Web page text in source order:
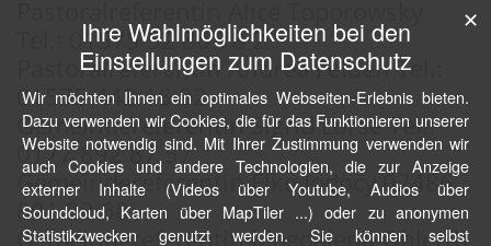
Tel.: 01575 52 86 78 2
Pastoralreferentin Andrea Felden Tel.:
01575 442 16 92
Gemeindereferentin Sigrid Lorse Tel.:
0177 892 87 57
Gemeindereferentin Elke Jodocy 02486
801 22 68
Gemeindereferentin Magdalena Ohlerth
Ihre Wahlmöglichkeiten bei den
Einstellungen zum Datenschutz
Wir möchten Ihnen ein optimales Webseiten-Erlebnis bieten.
Dazu verwenden wir Cookies, die für das Funktionieren unserer
Website notwendig sind. Mit Ihrer Zustimmung verwenden wir
auch Cookies und andere Technologien, die zur Anzeige
externer Inhalte (Videos über Youtube, Audios über
Soundcloud, Karten über MapTiler ...) oder zu anonymen
Statistikzwecken genutzt werden. Sie können selbst
✕